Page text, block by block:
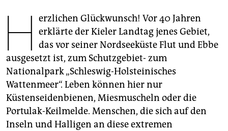
genossenschaft
epaper login
H erzlichen Glückwunsch! Vor 40 Jahren
erklärte der Kieler Landtag jenes Gebiet,
das vor seiner Nordseeküste Flut und Ebbe
ausgesetzt ist, zum Schutzgebiet- zum
Nationalpark „Schleswig-Holsteinisches
Wattenmeer“. Leben können hier nur
Küstenseidenbienen, Miesmuscheln oder die
Portulak-Keilmelde. Menschen, die sich auf den
Inseln und Halligen an diese extremen